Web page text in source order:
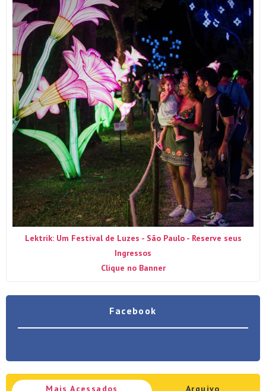
Lektrik: Um Festival de Luzes - São Paulo - Reserve seus
Ingressos
Clique no Banner
Facebook
Mais Acessados Arquivo